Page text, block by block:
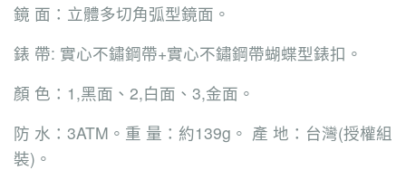
鏡 面：立體多切角弧型鏡面。
錶 帶: 實心不鏽鋼帶+實心不鏽鋼帶蝴蝶型錶扣。
顏 色：1,黑面、2,白面、3,金面。
防 水：3ATM。重 量：約139g。 產 地：台灣(授權組
裝)。